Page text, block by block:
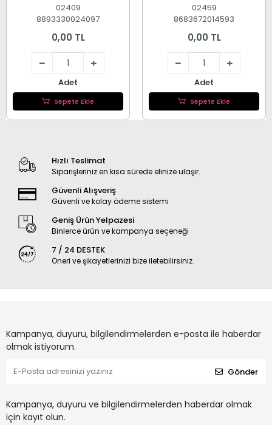
02409
8893330024097
0,00 TL
Adet
Sepete Ekle
02459
8683672014593
0,00 TL
Adet
Sepete Ekle
Hızlı Teslimat
Siparişleriniz en kısa sürede elinize ulaşır.
Güvenli Alışveriş
Güvenli ve kolay ödeme sistemi
Geniş Ürün Yelpazesi
Binlerce ürün ve kampanya seçeneği
7 / 24 DESTEK
Öneri ve şikayetlerinizi bize iletebilirsiniz.
Kampanya, duyuru, bilgilendirmelerden e-posta ile haberdar
olmak istiyorum.
Gönder
Kampanya, duyuru ve bilgilendirmelerden haberdar olmak
için kayıt olun.